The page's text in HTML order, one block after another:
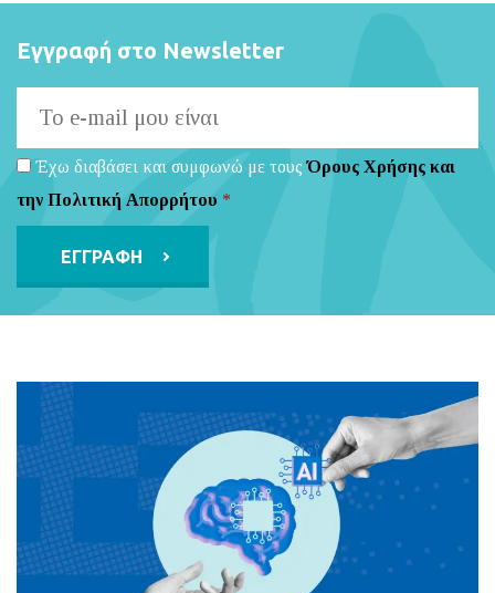
Εγγραφή στο Newsletter
Έχω διαβάσει και συμφωνώ με τουςΌρους Χρήσης και
την Πολιτική Απορρήτου *